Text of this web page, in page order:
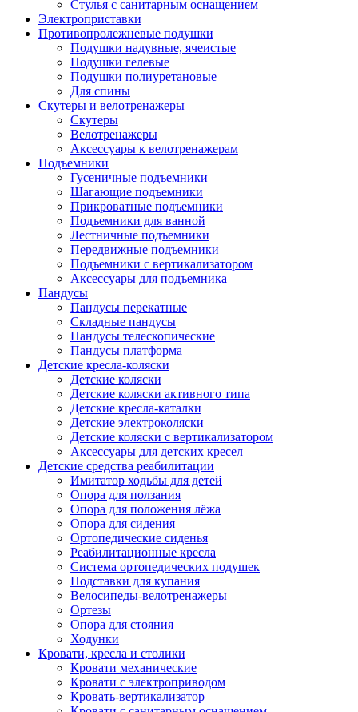
Стулья с санитарным оснащением
Электроприставки
Противопролежневые подушки
Подушки надувные, ячеистые
Подушки гелевые
Подушки полиуретановые
Для спины
Скутеры и велотренажеры
Скутеры
Велотренажеры
Аксессуары к велотренажерам
Подъемники
Гусеничные подъемники
Шагающие подъемники
Прикроватные подъемники
Подъемники для ванной
Лестничные подъемники
Передвижные подъемники
Подъемники с вертикализатором
Аксессуары для подъемника
Пандусы
Пандусы перекатные
Складные пандусы
Пандусы телескопические
Пандусы платформа
Детские кресла-коляски
Детские коляски
Детские коляски активного типа
Детские кресла-каталки
Детские электроколяски
Детские коляски с вертикализатором
Аксессуары для детских кресел
Детские средства реабилитации
Имитатор ходьбы для детей
Опора для ползания
Опора для положения лёжа
Опора для сидения
Ортопедические сиденья
Реабилитационные кресла
Система ортопедических подушек
Подставки для купания
Велосипеды-велотренажеры
Ортезы
Опора для стояния
Ходунки
Кровати, кресла и столики
Кровати механические
Кровати с электроприводом
Кровать-вертикализатор